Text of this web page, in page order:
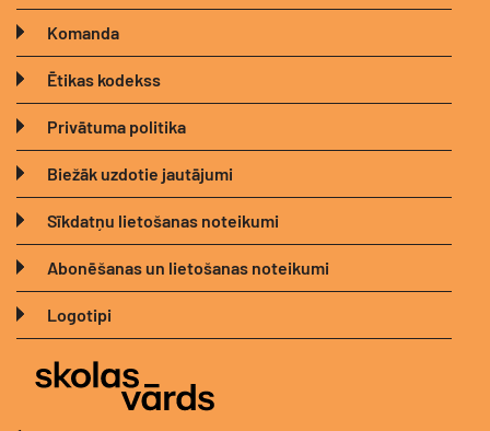
Komanda
Ētikas kodekss
Privātuma politika
Biežāk uzdotie jautājumi
Sīkdatņu lietošanas noteikumi
Abonēšanas un lietošanas noteikumi
Logotipi